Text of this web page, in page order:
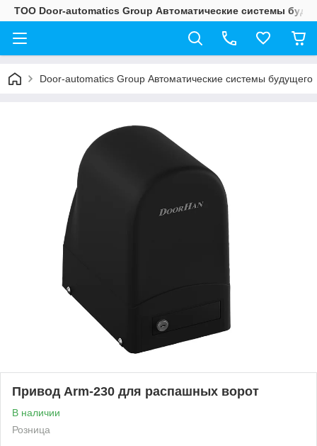
ТОО Door-automatics Group Автоматические системы
Door-automatics Group Автоматические системы будущего
Привод Arm-230 для распашных ворот
В наличии
Розница